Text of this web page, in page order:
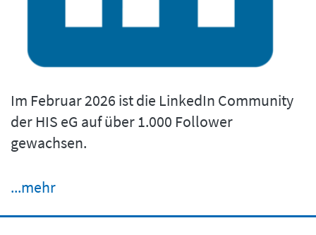
Im Februar 2026 ist die LinkedIn Community
der HIS eG auf über 1.000 Follower
gewachsen.
...mehr